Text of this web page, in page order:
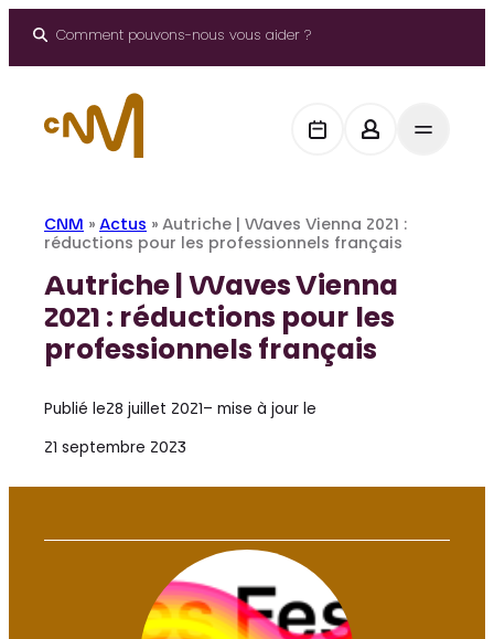
Comment pouvons-nous vous aider ?
CNM » Actus » Autriche | Waves Vienna 2021 :
réductions pour les professionnels français
Autriche | Waves Vienna
2021 : réductions pour les
professionnels français
Publié le28 juillet 2021 – mise à jour le
21 septembre 2023